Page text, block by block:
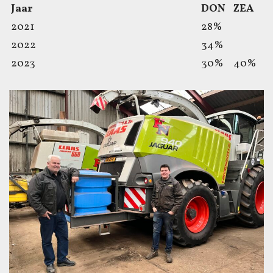
Jaar DON ZEA
2021
28%
2022
34%
2023
30% 40%